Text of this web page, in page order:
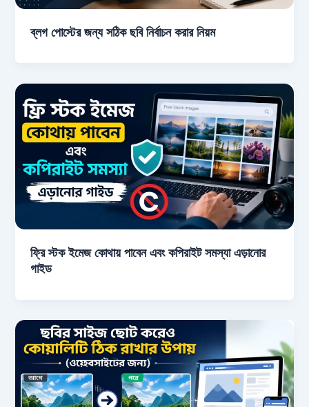
ব্লগ পোস্টের জন্য সঠিক ছবি নির্বাচন করার নিয়ম
ফ্রি স্টক ইমেজ কোথায় পাবেন এবং কপিরাইট সমস্যা এড়ানোর
গাইড